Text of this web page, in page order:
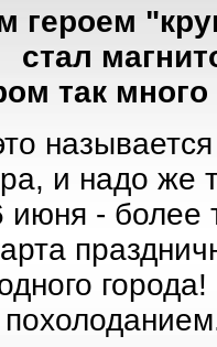
героем
стал
так
и надо же
июня - более